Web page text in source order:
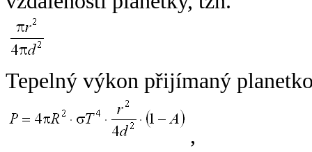
Tepelný výkon přijímaný
,